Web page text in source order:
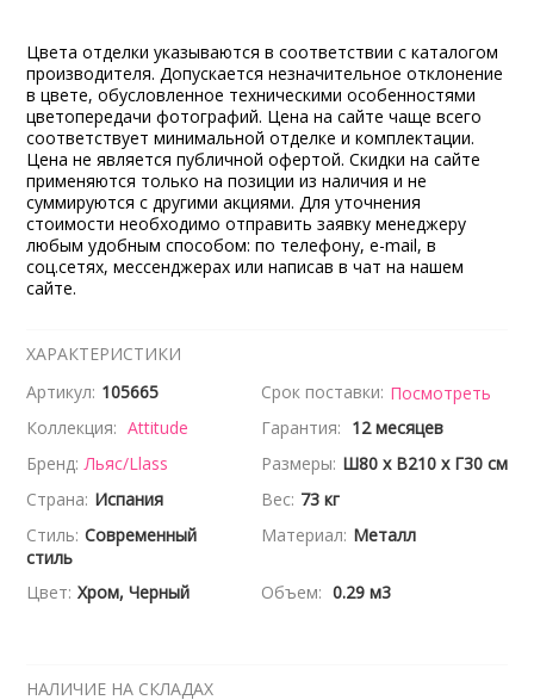
Цвета отделки указываются в соответствии с каталогом
производителя. Допускается незначительное отклонение
в цвете, обусловленное техническими особенностями
цветопередачи фотографий. Цена на сайте чаще всего
соответствует минимальной отделке и комплектации.
Цена не является публичной офертой. Скидки на сайте
применяются только на позиции из наличия и не
суммируются с другими акциями. Для уточнения
стоимости необходимо отправить заявку менеджеру
любым удобным способом: по телефону, e-mail, в
соц.сетях, мессенджерах или написав в чат на нашем
сайте.
ХАРАКТЕРИСТИКИ
Артикул: 105665 Срок поставки: Посмотреть
Коллекция: Attitude Гарантия: 12 месяцев
Бренд: Льяс/Llass Размеры: Ш80 x В210 x Г30 см
Страна: Испания Вес: 73 кг
Стиль: Современный
стиль
Материал: Металл
Цвет: Хром, Черный Объем: 0.29 м3
НАЛИЧИЕ НА СКЛАДАХ